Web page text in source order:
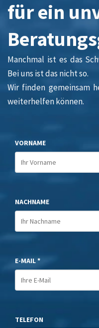
für ein
Manchmal ist es das
Bei uns ist das nicht so.
Wir finden gemeinsam
weiterhelfen können.
VORNAME
NACHNAME
E-MAIL *
TELEFON